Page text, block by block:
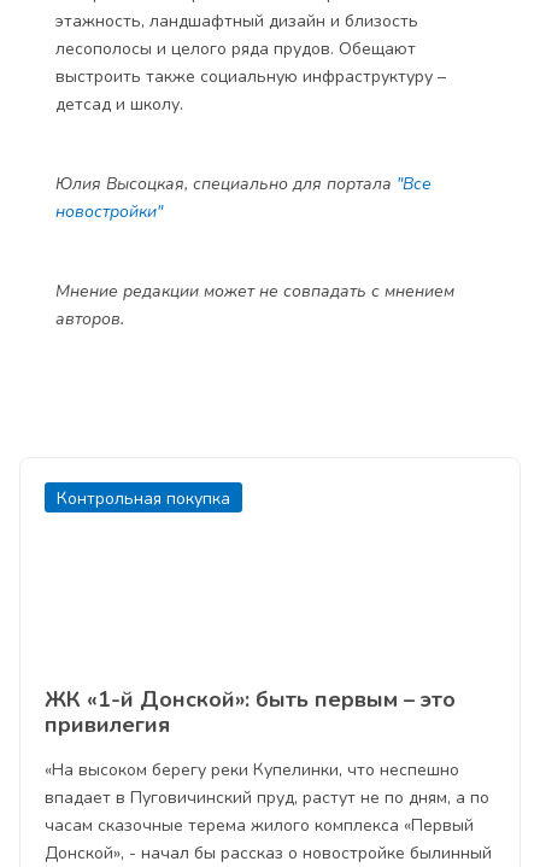
этажность, ландшафтный дизайн и близость
лесополосы и целого ряда прудов. Обещают
выстроить также социальную инфраструктуру –
детсад и школу.
Юлия Высоцкая, специально для портала "Все
новостройки"
Мнение редакции может не совпадать с мнением
авторов.
Контрольная покупка
ЖК «1-й Донской»: быть первым – это
привилегия
«На высоком берегу реки Купелинки, что неспешно
впадает в Пуговичинский пруд, растут не по дням, а по
часам сказочные терема жилого комплекса «Первый
Донской», - начал бы рассказ о новостройке былинный